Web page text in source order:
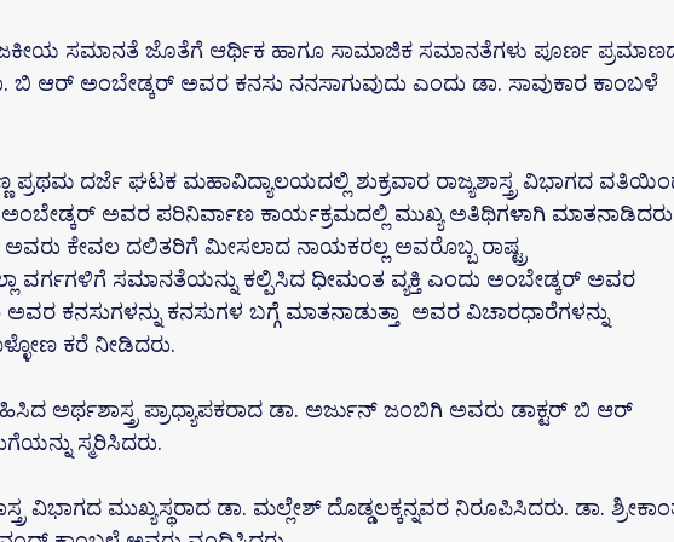
ಸಮಾನತೆ ಜೊತೆಗೆ ಆರ್ಥಿಕ ಹಾಗೂ ಸಾಮಾಜಿಕ ಸಮಾನತೆಗಳು ಪೂರ್ಣ
ಬಿ ಆರ್ ಅಂಬೇಡ್ಕರ್ ಅವರ ಕನಸು ನನಸಾಗುವುದು ಎಂದು ಡಾ. ಸಾವುಕಾರ ಕಾಂಬಳೆ
ಪ್ರಥಮ ದರ್ಜೆ ಘಟಕ ಮಹಾವಿದ್ಯಾಲಯದಲ್ಲಿ ಶುಕ್ರವಾರ ರಾಜ್ಯಶಾಸ್ತ್ರ ವಿಭಾಗದ
ಅವರ ಪರಿನಿರ್ವಾಣ ಕಾರ್ಯಕ್ರಮದಲ್ಲಿ ಮುಖ್ಯ ಅತಿಥಿಗಳಾಗಿ
ಕೇವಲ ದಲಿತರಿಗೆ ಮೀಸಲಾದ ನಾಯಕರಲ್ಲ ಅವರೊಬ್ಬ ರಾಷ್ಟ್ರ
ವರ್ಗಗಳಿಗೆ ಸಮಾನತೆಯನ್ನು ಕಲ್ಪಿಸಿದ ಧೀಮಂತ ವ್ಯಕ್ತಿ ಎಂದು ಅಂಬೇಡ್ಕರ್ ಅವರ
ಕನಸುಗಳನ್ನು ಕನಸುಗಳ ಬಗ್ಗೆ ಮಾತನಾಡುತ್ತಾ ಅವರ ವಿಚಾರಧಾರೆಗಳನ್ನು
ಕರೆ ನೀಡಿದರು.
ಅರ್ಥಶಾಸ್ತ್ರ ಪ್ರಾಧ್ಯಾಪಕರಾದ ಡಾ. ಅರ್ಜುನ್ ಜಂಬಿಗಿ ಅವರು ಡಾಕ್ಟರ್ ಬಿ ಆರ್
ಸ್ಮರಿಸಿದರು.
ವಿಭಾಗದ ಮುಖ್ಯಸ್ಥರಾದ ಡಾ. ಮಲ್ಲೇಶ್ ದೊಡ್ಡಲಕ್ಕನ್ನವರ ನಿರೂಪಿಸಿದರು. ಡಾ.